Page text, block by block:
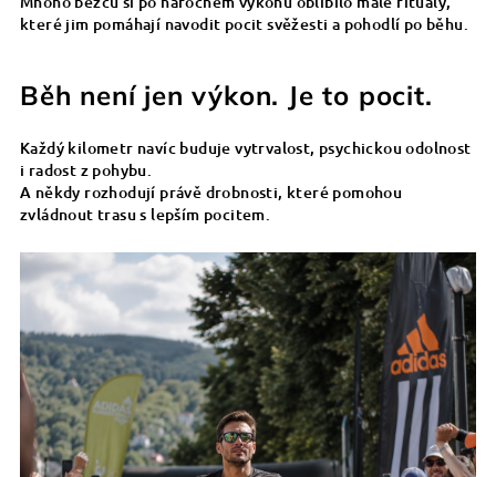
které jim pomáhají navodit pocit svěžesti a pohodlí po běhu.
Běh není jen výkon. Je to pocit.
Každý kilometr navíc buduje vytrvalost, psychickou odolnost
i radost z pohybu.
A někdy rozhodují právě drobnosti, které pomohou
zvládnout trasu s lepším pocitem.